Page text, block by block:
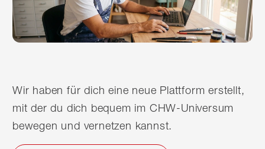
Wir haben für dich eine neue Plattform erstellt,
mit der du dich bequem im CHW-Universum
bewegen und vernetzen kannst.